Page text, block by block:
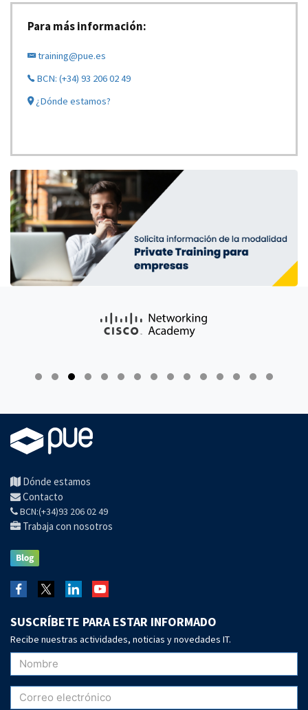
Para más información:
training@pue.es
BCN: (+34) 93 206 02 49
¿Dónde estamos?
Dónde estamos
Contacto
BCN:(+34)93 206 02 49
Trabaja con nosotros
SUSCRÍBETE PARA ESTAR INFORMADO
Recibe nuestras actividades, noticias y novedades IT.